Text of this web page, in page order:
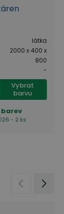
látka
2000 x 400 x
800
-
Vybrat
barvu
barev
- 2 ks